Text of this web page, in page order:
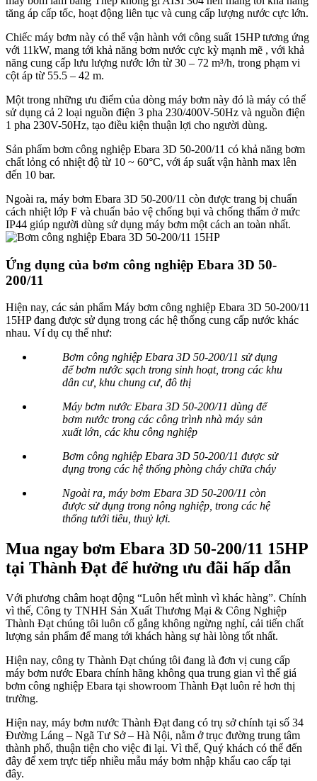
tăng áp cấp tốc, hoạt động liên tục và cung cấp lượng nước cực lớn.
Chiếc máy bơm này có thể vận hành với công suất 15HP tương ứng
với 11kW, mang tới khả năng bơm nước cực kỳ mạnh mẽ , với khả
năng cung cấp lưu lượng nước lớn từ 30 – 72 m³/h, trong phạm vi
cột áp từ 55.5 – 42 m.
Một trong những ưu điểm của dòng máy bơm này đó là máy có thể
sử dụng cả 2 loại nguồn điện 3 pha 230/400V-50Hz và nguồn điện
1 pha 230V-50Hz, tạo điều kiện thuận lợi cho người dùng.
Sản phẩm bơm công nghiệp Ebara 3D 50-200/11 có khả năng bơm
chất lỏng có nhiệt độ từ 10 ~ 60°C, với áp suất vận hành max lên
đến 10 bar.
Ngoài ra, máy bơm Ebara 3D 50-200/11 còn được trang bị chuẩn
cách nhiệt lớp F và chuẩn bảo vệ chống bụi và chống thấm ở mức
IP44 giúp người dùng sử dụng máy bơm một cách an toàn nhất.
Ứng dụng của bơm công nghiệp Ebara 3D 50-
200/11
Hiện nay, các sản phẩm Máy bơm công nghiệp Ebara 3D 50-200/11
15HP đang được sử dụng trong các hệ thống cung cấp nước khác
nhau. Ví dụ cụ thể như:
Bơm công nghiệp Ebara 3D 50-200/11 sử dụng
để bơm nước sạch trong sinh hoạt, trong các khu
dân cư, khu chung cư, đô thị
Máy bơm nước Ebara 3D 50-200/11 dùng để
bơm nước trong các công trình nhà máy sản
xuất lớn, các khu công nghiệp
Bơm công nghiệp Ebara 3D 50-200/11 được sử
dụng trong các hệ thống phòng cháy chữa cháy
Ngoài ra, máy bơm Ebara 3D 50-200/11 còn
được sử dụng trong nông nghiệp, trong các hệ
thống tưới tiêu, thuỷ lợi.
Mua ngay bơm Ebara 3D 50-200/11 15HP
tại Thành Đạt để hưởng ưu đãi hấp dẫn
Với phương châm hoạt động “Luôn hết mình vì khác hàng”. Chính
vì thế, Công ty TNHH Sản Xuất Thương Mại & Công Nghiệp
Thành Đạt chúng tôi luôn cố gắng không ngừng nghỉ, cải tiến chất
lượng sản phẩm để mang tới khách hàng sự hài lòng tốt nhất.
Hiện nay, công ty Thành Đạt chúng tôi đang là đơn vị cung cấp
máy bơm nước Ebara chính hãng không qua trung gian vì thế giá
bơm công nghiệp Ebara tại showroom Thành Đạt luôn rẻ hơn thị
trường.
Hiện nay, máy bơm nước Thành Đạt đang có trụ sở chính tại số 34
Đường Láng – Ngã Tư Sở – Hà Nội, nằm ở trục đường trung tâm
thành phố, thuận tiện cho việc đi lại. Vì thế, Quý khách có thể đến
đây để xem trực tiếp nhiều mẫu máy bơm nhập khẩu cao cấp tại
đây.